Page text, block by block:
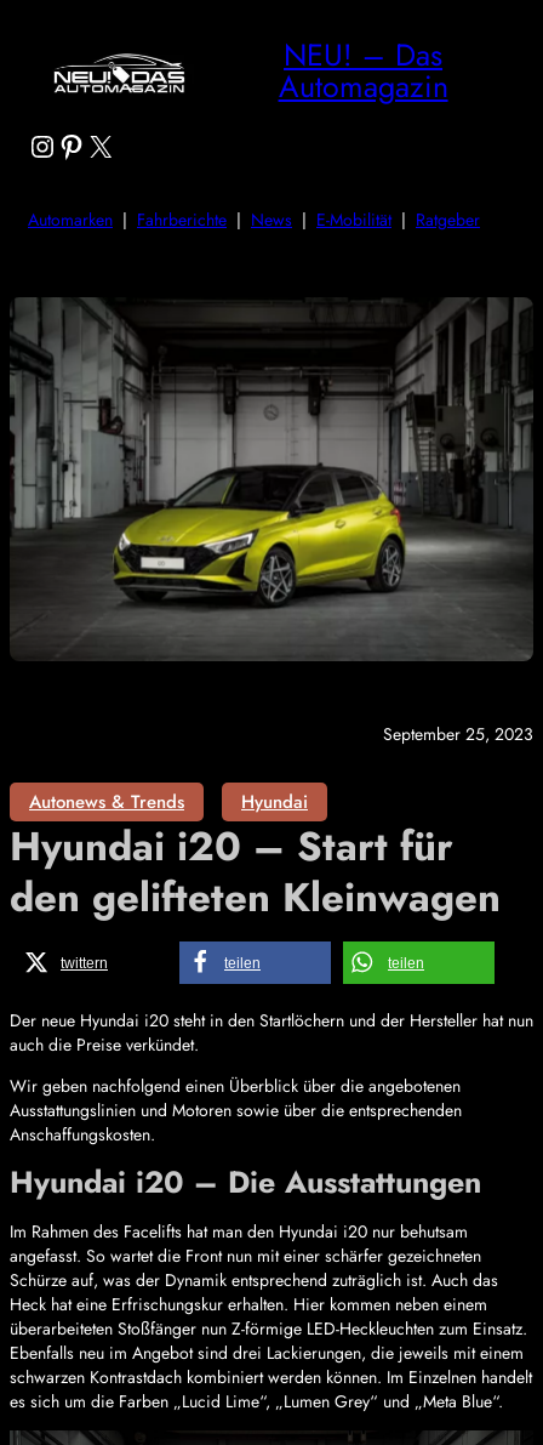
NEU! – Das
Automagazin
Instagram
Pinterest
X
Automarken | Fahrberichte | News | E-Mobilität| Ratgeber
September 25, 2023
Autonews & Trends Hyundai
Hyundai i20 – Start für
den gelifteten Kleinwagen
twittern teilen teilen
Der neue Hyundai i20 steht in den Startlöchern und der Hersteller hat nun
auch die Preise verkündet.
Wir geben nachfolgend einen Überblick über die angebotenen
Ausstattungslinien und Motoren sowie über die entsprechenden
Anschaffungskosten.
Hyundai i20 – Die Ausstattungen
Im Rahmen des Facelifts hat man den Hyundai i20 nur behutsam
angefasst. So wartet die Front nun mit einer schärfer gezeichneten
Schürze auf, was der Dynamik entsprechend zuträglich ist. Auch das
Heck hat eine Erfrischungskur erhalten. Hier kommen neben einem
überarbeiteten Stoßfänger nun Z-förmige LED-Heckleuchten zum Einsatz.
Ebenfalls neu im Angebot sind drei Lackierungen, die jeweils mit einem
schwarzen Kontrastdach kombiniert werden können. Im Einzelnen handelt
es sich um die Farben „Lucid Lime“, „Lumen Grey“ und „Meta Blue“.